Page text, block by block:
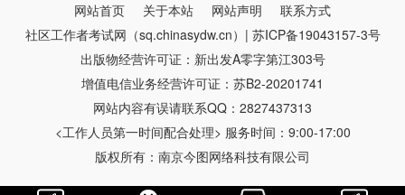
网站首页 关于本站 网站声明
联系方式
社区工作者考试网（sq.chinasydw.cn）| 苏ICP备19043157-3号
出版物经营许可证：新出发A零字第江303号
增值电信业务经营许可证：苏B2-20201741
网站内容有误请联系QQ：2827437313
<工作人员第一时间配合处理> 服务时间：9:00-17:00
版权所有：南京今图网络科技有限公司